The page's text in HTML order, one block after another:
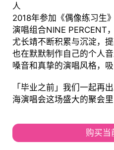
人
2018年参加《偶像练习生
演唱组合NINE PERCENT
尤长靖不断积累与沉淀，
也在默默制作自己的个人
嗓音和真挚的演唱风格，吸
「毕业之前」我们一起再
海演唱会这场盛大的聚会里
购买当